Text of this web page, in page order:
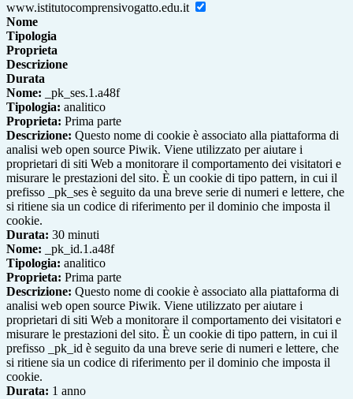
www.istitutocomprensivogatto.edu.it
Nome
Tipologia
Proprieta
Descrizione
Durata
Nome: _pk_ses.1.a48f
Tipologia: analitico
Proprieta: Prima parte
Descrizione: Questo nome di cookie è associato alla piattaforma di
analisi web open source Piwik. Viene utilizzato per aiutare i
proprietari di siti Web a monitorare il comportamento dei visitatori e
misurare le prestazioni del sito. È un cookie di tipo pattern, in cui il
prefisso _pk_ses è seguito da una breve serie di numeri e lettere, che
si ritiene sia un codice di riferimento per il dominio che imposta il
cookie.
Durata: 30 minuti
Nome: _pk_id.1.a48f
Tipologia: analitico
Proprieta: Prima parte
Descrizione: Questo nome di cookie è associato alla piattaforma di
analisi web open source Piwik. Viene utilizzato per aiutare i
proprietari di siti Web a monitorare il comportamento dei visitatori e
misurare le prestazioni del sito. È un cookie di tipo pattern, in cui il
prefisso _pk_id è seguito da una breve serie di numeri e lettere, che
si ritiene sia un codice di riferimento per il dominio che imposta il
cookie.
Durata: 1 anno